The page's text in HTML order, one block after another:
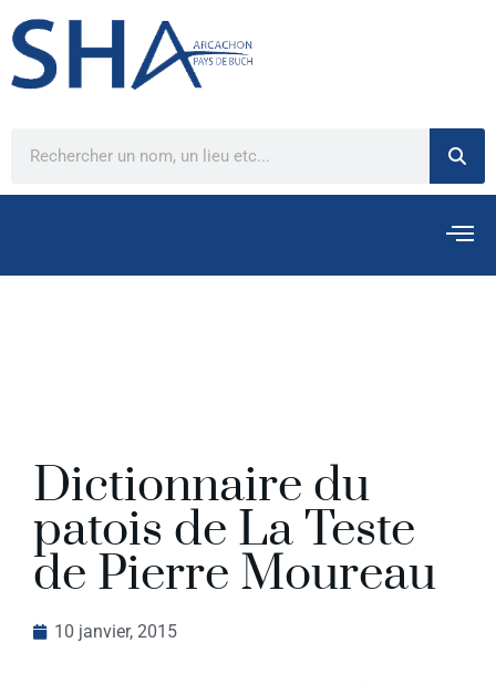
Dictionnaire du
patois de La Teste
de Pierre Moureau
10 janvier, 2015